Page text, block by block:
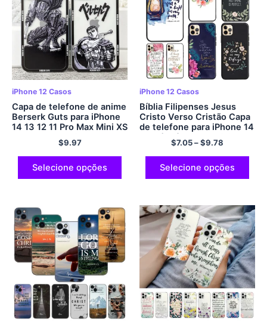
iPhone 12 Casos
Capa de telefone de anime
Berserk Guts para iPhone
14 13 12 11 Pro Max Mini XS
X XR SE 7 8 Mais capa mole
$9.97
Selecione opções
iPhone 12 Casos
Bíblia Filipenses Jesus
Cristo Verso Cristão Capa
de telefone para iPhone 14
11 Pró Máx. 12 13 mini-X XS
XR 7 8 mais SE 2020
Cobrir
$7.05–$9.78
Selecione opções